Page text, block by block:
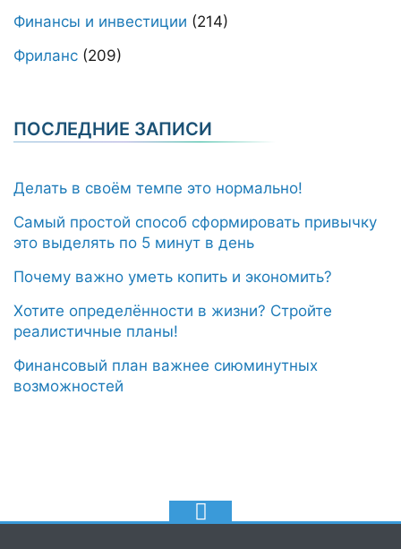
Финансы и инвестиции (214)
Фриланс (209)
ПОСЛЕДНИЕ ЗАПИСИ
Делать в своём темпе это нормально!
Самый простой способ сформировать привычку
это выделять по 5 минут в день
Почему важно уметь копить и экономить?
Хотите определённости в жизни? Стройте
реалистичные планы!
Финансовый план важнее сиюминутных
возможностей